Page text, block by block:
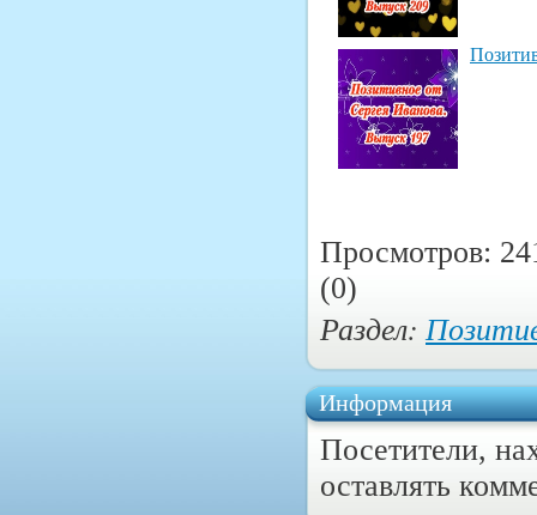
Просмотров:
(0)
Раздел:
Информация
Посетители,
оставлять